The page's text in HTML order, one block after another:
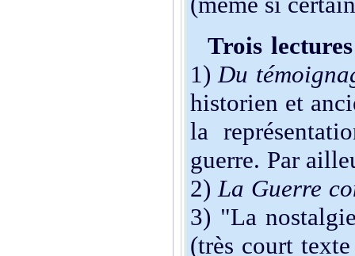
Trois
1)Du
historien et
la
guerre. Par
2)La Guerre
3) "La
(très court